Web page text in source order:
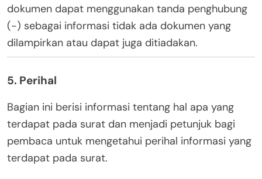
dokumen dapat menggunakan tanda penghubung
(-) sebagai informasi tidak ada dokumen yang
dilampirkan atau dapat juga ditiadakan.
5. Perihal
Bagian ini berisi informasi tentang hal apa yang
terdapat pada surat dan menjadi petunjuk bagi
pembaca untuk mengetahui perihal informasi yang
terdapat pada surat.